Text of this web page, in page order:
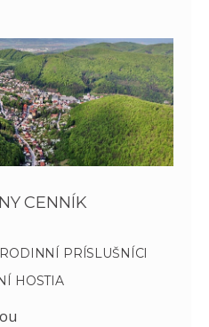
CENNÍK
PRÍSLUŠNÍCI
HOSTIA